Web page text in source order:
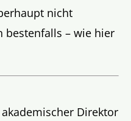
nicht
bestenfalls – wie hier
Direktor